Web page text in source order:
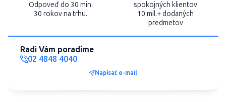
Odpoveď do 30 min.
30 rokov na trhu.
spokojných klientov
10 mil.+ dodaných
predmetov
Radi Vám poradíme
02 4848 4040
Napísať e-mail